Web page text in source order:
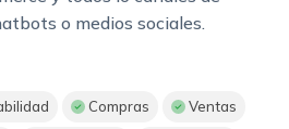
o medios sociales.
Compras Ventas